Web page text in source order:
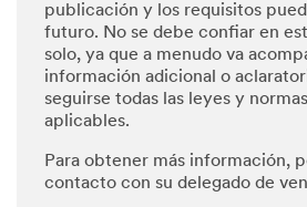
publicación y los requisitos
futuro. No se debe confiar en
solo, ya que a menudo va
información adicional o
seguirse todas las leyes y
aplicables.
Para obtener más información,
contacto con su delegado de